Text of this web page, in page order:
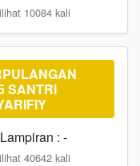
10084 kali
SANTRI
: -
40642 kali